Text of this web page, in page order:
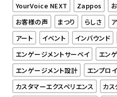
YourVoice NEXT
Zappos
お客様の声
まつり らしさ
アート
イベント インバウンド
エンゲージメントサーベイ
エン
エンゲージメント設計
エンプロ
カスタマーエクスペリエンス
カス